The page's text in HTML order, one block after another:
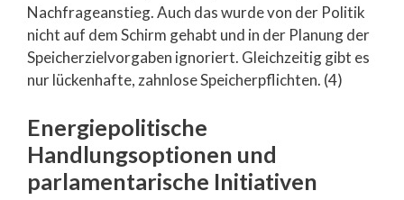
Nachfrageanstieg. Auch das wurde von der Politik
nicht auf dem Schirm gehabt und in der Planung der
Speicherzielvorgaben ignoriert. Gleichzeitig gibt es
nur lückenhafte, zahnlose Speicherpflichten. (4)
Energiepolitische
Handlungsoptionen und
parlamentarische Initiativen